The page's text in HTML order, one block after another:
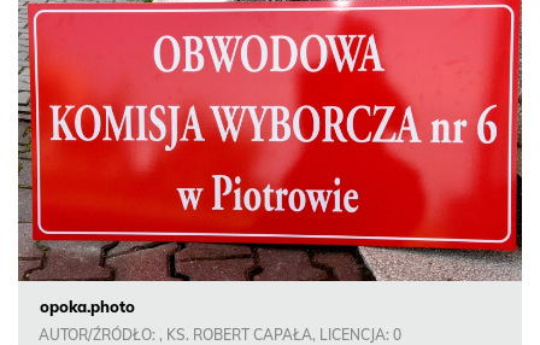
opoka.photo
AUTOR/ŹRÓDŁO: , KS. ROBERT CAPAŁA, LICENCJA: 0